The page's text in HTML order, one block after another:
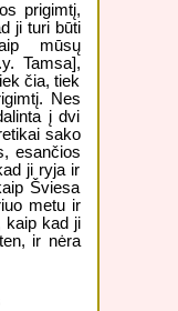
prigimtį,
ji turi būti
mūsų
Tamsa],
čia, tiek
Nes
į dvi
sako
esančios
ji ryja ir
Šviesa
metu ir
kaip kad ji
ir nėra